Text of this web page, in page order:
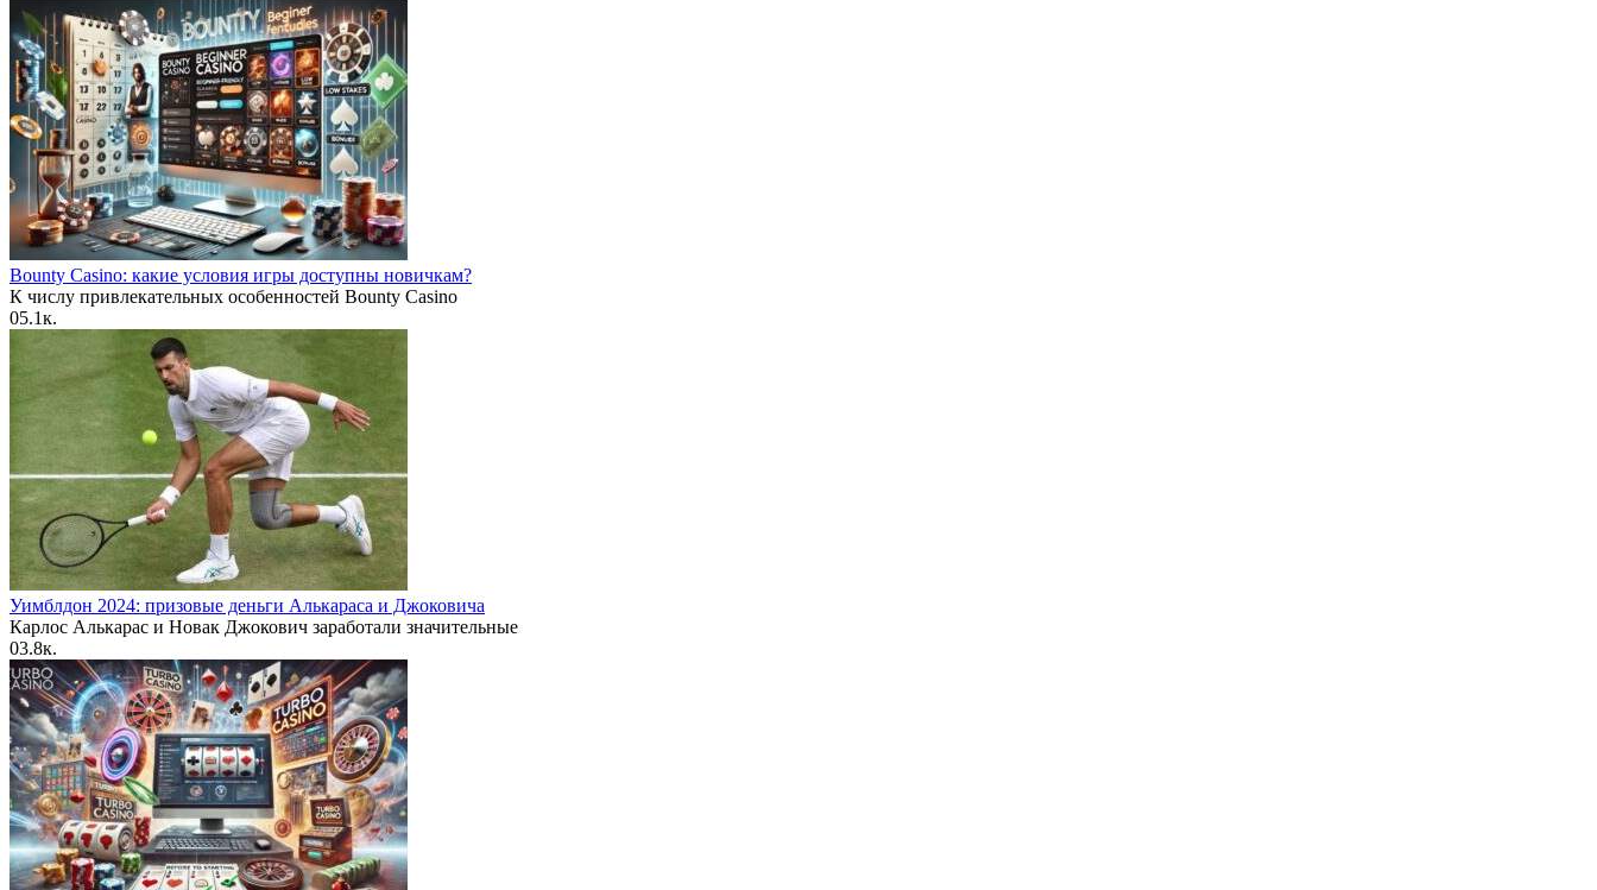
Bounty Casino: какие условия игры доступны новичкам?
К числу привлекательных особенностей Bounty Casino
05.1к.
Уимблдон 2024: призовые деньги Алькараса и Джоковича
Карлос Алькарас и Новак Джокович заработали значительные
03.8к.